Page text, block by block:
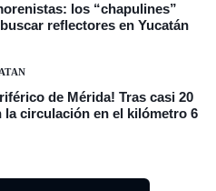
los “chapulines”
reflectores en Yucatán
de Mérida! Tras casi 20
la circulación en el kilómetro 6